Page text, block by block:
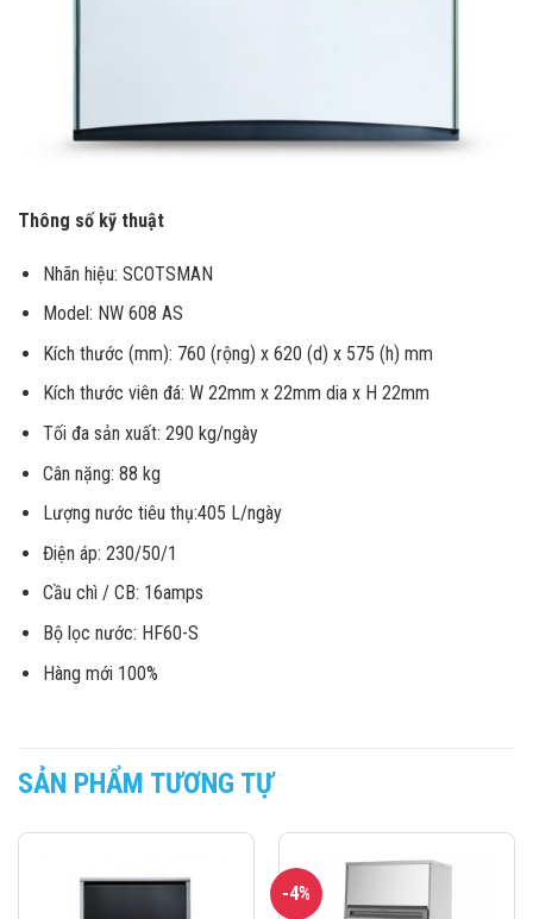
Thông số kỹ thuật
Nhãn hiệu: SCOTSMAN
Model: NW 608 AS
Kích thước (mm): 760 (rộng) x 620 (d) x 575 (h) mm
Kích thước viên đá: W 22mm x 22mm dia x H 22mm
Tối đa sản xuất: 290 kg/ngày
Cân nặng: 88 kg
Lượng nước tiêu thụ:405 L/ngày
Điện áp: 230/50/1
Cầu chì / CB: 16amps
Bộ lọc nước: HF60-S
Hàng mới 100%
SẢN PHẨM TƯƠNG TỰ
-4%